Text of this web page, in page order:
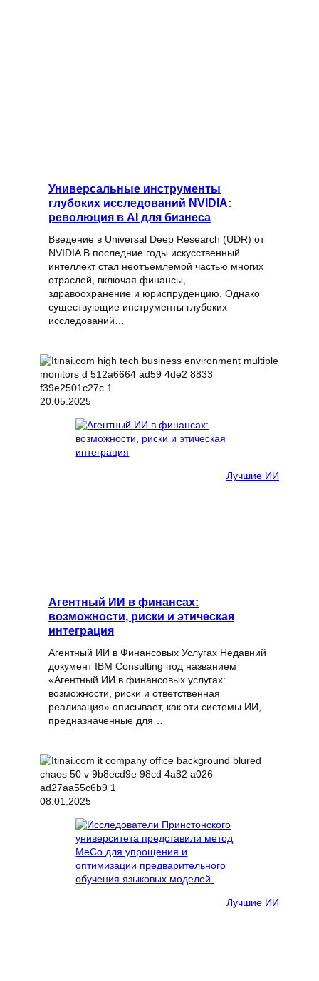
Универсальные инструменты
глубоких исследований NVIDIA:
революция в AI для бизнеса
Введение в Universal Deep Research (UDR) от
NVIDIA В последние годы искусственный
интеллект стал неотъемлемой частью многих
отраслей, включая финансы,
здравоохранение и юриспруденцию. Однако
существующие инструменты глубоких
исследований…
20.05.2025
Лучшие ИИ
Агентный ИИ в финансах:
возможности, риски и этическая
интеграция
Агентный ИИ в Финансовых Услугах Недавний
документ IBM Consulting под названием
«Агентный ИИ в финансовых услугах:
возможности, риски и ответственная
реализация» описывает, как эти системы ИИ,
предназначенные для…
08.01.2025
Лучшие ИИ